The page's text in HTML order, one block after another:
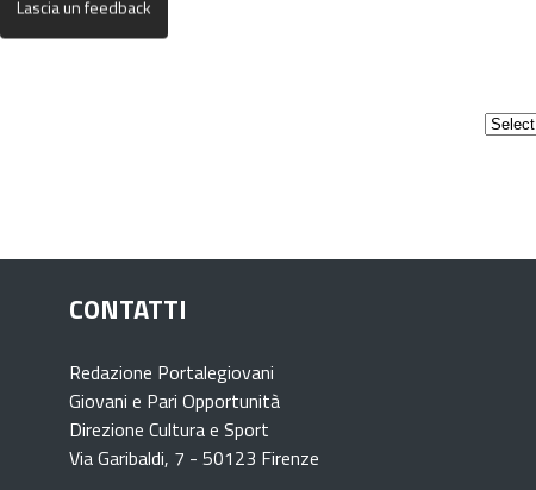
CONTATTI
Redazione Portalegiovani
Giovani e Pari Opportunità
Direzione Cultura e Sport
Via Garibaldi, 7 - 50123 Firenze